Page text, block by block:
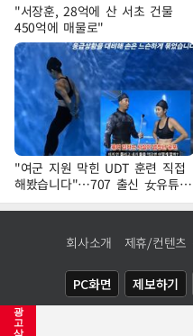
광
고
삭
"서장훈, 28억에 산 서초 건물
450억에 매물로"
"여군 지원 막힌 UDT 훈련 직접
해봤습니다"…707 출신 女유튜버
'완벽 소화'
회사소개 제휴/컨텐츠
PC화면 제보하기